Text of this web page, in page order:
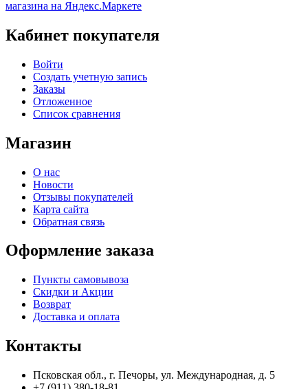
Кабинет покупателя
Войти
Создать учетную запись
Заказы
Отложенное
Список сравнения
Магазин
О нас
Новости
Отзывы покупателей
Карта сайта
Обратная связь
Оформление заказа
Пункты самовывоза
Скидки и Акции
Возврат
Доставка и оплата
Контакты
Псковская обл., г. Печоры, ул. Международная, д. 5